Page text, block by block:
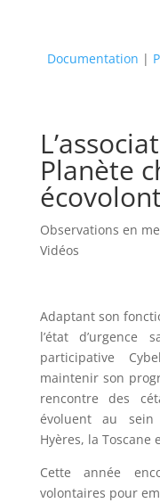
Documentation |
Planète
Observations en
Vidéos
Adaptant son
l’état d’urgence
participative
maintenir son
rencontre des
évoluent au sein
Hyères, la Toscane
Cette année
volontaires pour